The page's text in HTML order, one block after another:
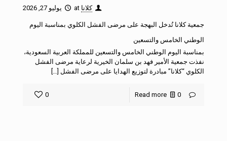
كلانا at يوليو 27, 2026
جمعية كلانا تُدخل البهجة على مرضى الفشل الكلوي بمناسبة اليوم
الوطني الخامس والتسعين
بمناسبة اليوم الوطني الخامس والتسعين للمملكة العربية السعودية،
نفذت جمعية الأمير فهد بن سلمان الخيرية لرعاية مرضى الفشل
الكلوي “كلانا” مبادرة لتوزيع الهدايا على مرضى الفشل […]
0 0
Read more